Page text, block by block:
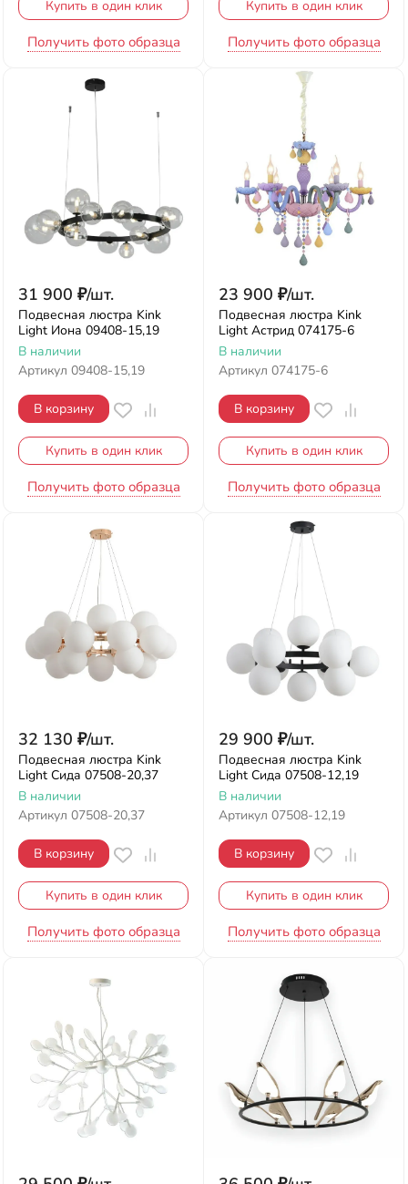
Купить в один клик
Получить фото образца
Купить в один клик
Получить фото образца
31 900 ₽/шт.
Подвесная люстра Kink
Light Иона 09408-15,19
В наличии
Артикул 09408-15,19
В корзину
Купить в один клик
Получить фото образца
23 900 ₽/шт.
Подвесная люстра Kink
Light Астрид 074175-6
В наличии
Артикул 074175-6
В корзину
Купить в один клик
Получить фото образца
32 130 ₽/шт.
Подвесная люстра Kink
Light Сида 07508-20,37
В наличии
Артикул 07508-20,37
В корзину
Купить в один клик
Получить фото образца
29 900 ₽/шт.
Подвесная люстра Kink
Light Сида 07508-12,19
В наличии
Артикул 07508-12,19
В корзину
Купить в один клик
Получить фото образца